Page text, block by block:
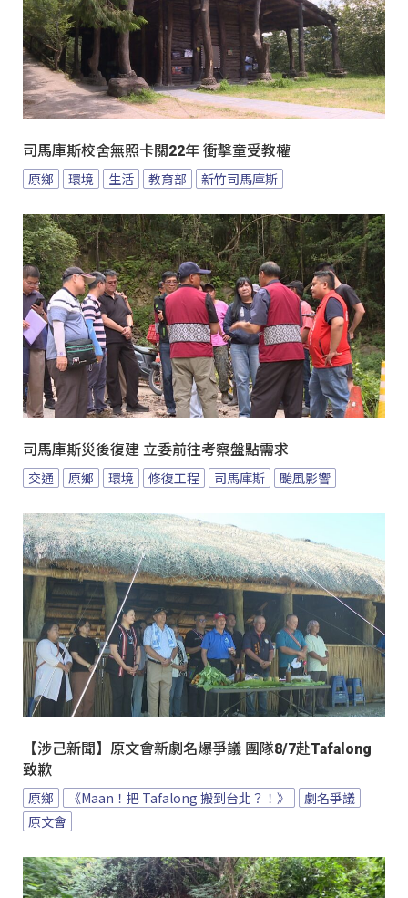
司馬庫斯校舍無照卡關22年 衝擊童受教權
原鄉 環境 生活 教育部 新竹司馬庫斯
司馬庫斯災後復建 立委前往考察盤點需求
交通 原鄉 環境 修復工程 司馬庫斯 颱風影響
【涉己新聞】原文會新劇名爆爭議 團隊8/7赴Tafalong
致歉
原鄉 《Maan！把 Tafalong 搬到台北？！》
劇名爭議
原文會